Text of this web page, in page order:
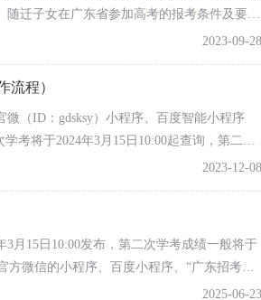
择题，语文、数学和英语三个科目题
政治、物理、历史、地理、化学和
报名时间
迁子女在广东省参加高考的报考条件及要求
地教育局！）
2023-09-28
流程）
（ID：gdsksy）小程序、百度智能小程序
考将于2024年3月15日10:00起查询，第二次
2023-12-08
月15日10:00发布，第二次学考成绩一般将于
方微信的小程序、百度小程序、“广东招考在
2025-06-23